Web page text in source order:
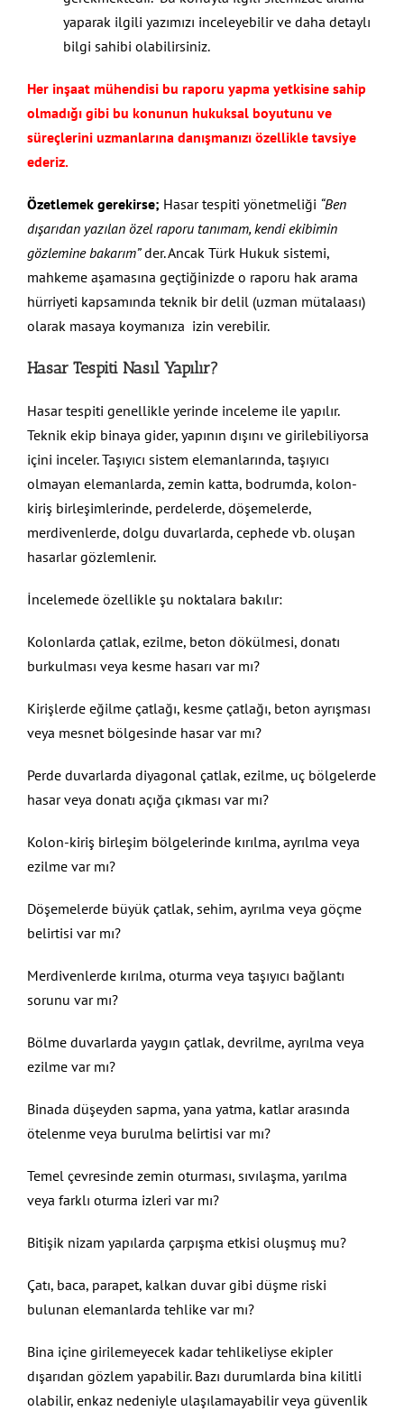
yaparak ilgili yazımızı inceleyebilir ve daha detaylı
bilgi sahibi olabilirsiniz.
Her inşaat mühendisi bu raporu yapma yetkisine sahip
olmadığı gibi bu konunun hukuksal boyutunu ve
süreçlerini uzmanlarına danışmanızı özellikle tavsiye
ederiz.
Özetlemek gerekirse; Hasar tespiti yönetmeliği “Ben
dışarıdan yazılan özel raporu tanımam, kendi ekibimin
gözlemine bakarım”der. Ancak Türk Hukuk sistemi,
mahkeme aşamasına geçtiğinizde o raporu hak arama
hürriyeti kapsamında teknik bir delil (uzman mütalaası)
olarak masaya koymanıza izin verebilir.
Hasar Tespiti Nasıl Yapılır?
Hasar tespiti genellikle yerinde inceleme ile yapılır.
Teknik ekip binaya gider, yapının dışını ve girilebiliyorsa
içini inceler. Taşıyıcı sistem elemanlarında, taşıyıcı
olmayan elemanlarda, zemin katta, bodrumda, kolon-
kiriş birleşimlerinde, perdelerde, döşemelerde,
merdivenlerde, dolgu duvarlarda, cephede vb. oluşan
hasarlar gözlemlenir.
İncelemede özellikle şu noktalara bakılır:
Kolonlarda çatlak, ezilme, beton dökülmesi, donatı
burkulması veya kesme hasarı var mı?
Kirişlerde eğilme çatlağı, kesme çatlağı, beton ayrışması
veya mesnet bölgesinde hasar var mı?
Perde duvarlarda diyagonal çatlak, ezilme, uç bölgelerde
hasar veya donatı açığa çıkması var mı?
Kolon-kiriş birleşim bölgelerinde kırılma, ayrılma veya
ezilme var mı?
Döşemelerde büyük çatlak, sehim, ayrılma veya göçme
belirtisi var mı?
Merdivenlerde kırılma, oturma veya taşıyıcı bağlantı
sorunu var mı?
Bölme duvarlarda yaygın çatlak, devrilme, ayrılma veya
ezilme var mı?
Binada düşeyden sapma, yana yatma, katlar arasında
ötelenme veya burulma belirtisi var mı?
Temel çevresinde zemin oturması, sıvılaşma, yarılma
veya farklı oturma izleri var mı?
Bitişik nizam yapılarda çarpışma etkisi oluşmuş mu?
Çatı, baca, parapet, kalkan duvar gibi düşme riski
bulunan elemanlarda tehlike var mı?
Bina içine girilemeyecek kadar tehlikeliyse ekipler
dışarıdan gözlem yapabilir. Bazı durumlarda bina kilitli
olabilir, enkaz nedeniyle ulaşılamayabilir veya güvenlik